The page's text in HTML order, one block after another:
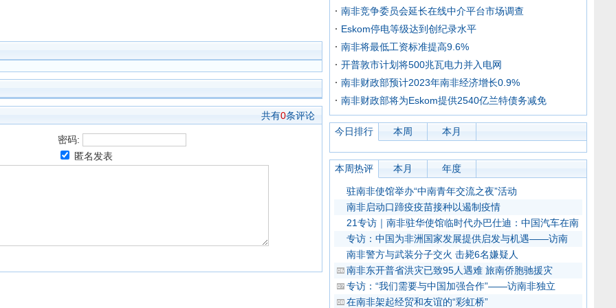
共有0条评论
密码:
匿名发表
南非竞争委员会延长在线中介平台市场调查
Eskom停电等级达到创纪录水平
南非将最低工资标准提高9.6%
开普敦市计划将500兆瓦电力并入电网
南非财政部预计2023年南非经济增长0.9%
南非财政部将为Eskom提供2540亿兰特债务减免
今日排行 本周 本月
本周热评 本月 年度
驻南非使馆举办“中南青年交流之夜”活动
南非启动口蹄疫疫苗接种以遏制疫情
21专访｜南非驻华使馆临时代办巴仕迪：中国汽车在南
专访：中国为非洲国家发展提供启发与机遇——访南
南非警方与武装分子交火 击毙6名嫌疑人
南非东开普省洪灾已致95人遇难 旅南侨胞驰援灾
专访：“我们需要与中国加强合作”——访南非独立
在南非架起经贸和友谊的“彩虹桥”